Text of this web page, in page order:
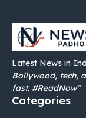
Latest News in
Bollywood, tech,
fast. #ReadNow"
Categories